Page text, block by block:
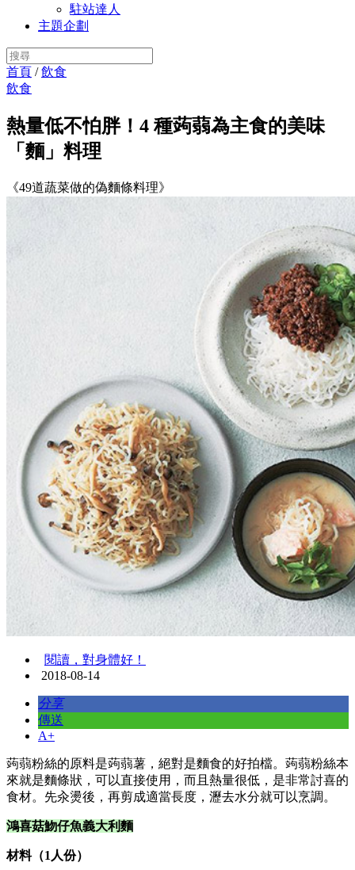
駐站達人
主題企劃
首頁 /飲食
飲食
熱量低不怕胖！4 種蒟蒻為主食的美味
「麵」料理
《49道蔬菜做的偽麵條料理》
閱讀，對身體好！
2018-08-14
分享
傳送
A+
蒟蒻粉絲的原料是蒟蒻薯，絕對是麵食的好拍檔。蒟蒻粉絲本
來就是麵條狀，可以直接使用，而且熱量很低，是非常討喜的
食材。先汆燙後，再剪成適當長度，瀝去水分就可以烹調。
鴻喜菇魩仔魚義大利麵
材料（1人份）